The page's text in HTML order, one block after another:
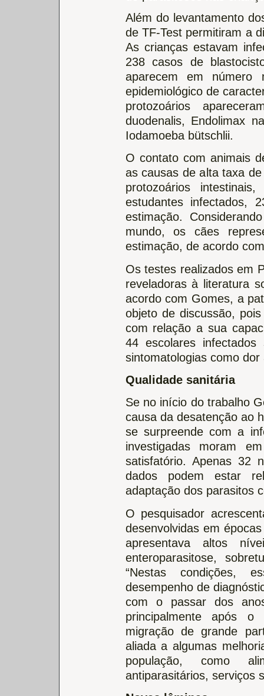
Além do levantamento
de TF-Test permitiram a
As crianças estavam
238 casos de
aparecem em número
epidemiológico de
protozoários
duodenalis, Endolimax
Iodamoeba bütschlii.
O contato com animais
as causas de alta taxa
protozoários
estudantes infectados,
estimação.
mundo, os cães
estimação, de acordo
Os testes realizados em
reveladoras à literatura
acordo com Gomes, a
objeto de discussão,
com relação a sua
44 escolares
sintomatologias como
Qualidade sanitária
Se no início do trabalho
causa da desatenção ao
se surpreende com a
investigadas moram
satisfatório. Apenas 32
dados podem estar
adaptação dos parasitos
O pesquisador
desenvolvidas em
apresentava altos
enteroparasitose,
“Nestas condições,
desempenho de
com o passar dos
principalmente após
migração de grande
aliada a algumas
população, como
antiparasitários, serviços